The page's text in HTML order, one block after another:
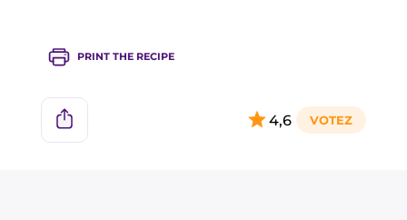
PRINT THE RECIPE
4,6